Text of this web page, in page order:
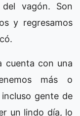
vagón. Son
y regresamos
cuenta con una
más o
gente de
un lindo día, lo